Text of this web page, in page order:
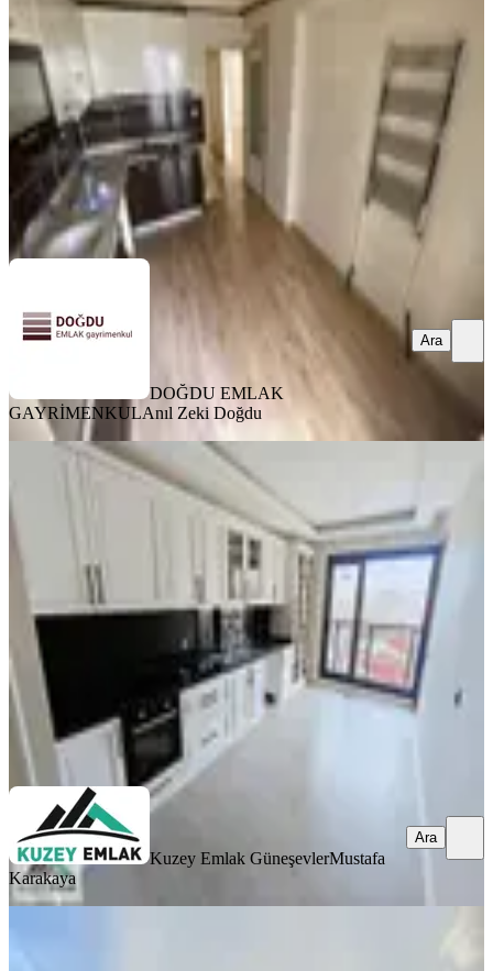
Keçiören, Yeşiltepe Mahallesi
3+1·110 m²·Düz Giriş (Zemin) 18.04.2026
3.250.000 ₺
DOĞDU EMLAK GAYRİMENKUL Anıl Zeki Doğdu
Ara
DOĞDU EMLAK
GAYRİMENKULAnıl Zeki Doğdu
Ara
SIFIR BİNA
Kuzey Emlak'tan Süper Lüks Site
İçersinde Manzaralı 4+1 Daire
Keçiören, Yeşiltepe Mahallesi
160 m² ·9. Kat 10.04.2026
9.400.000 ₺
Kuzey Emlak GüneşevlerMustafa Karakaya
Ara
Kuzey Emlak GüneşevlerMustafa
Karakaya
Ara